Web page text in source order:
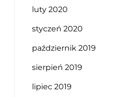
luty 2020
styczeń 2020
październik 2019
sierpień 2019
lipiec 2019